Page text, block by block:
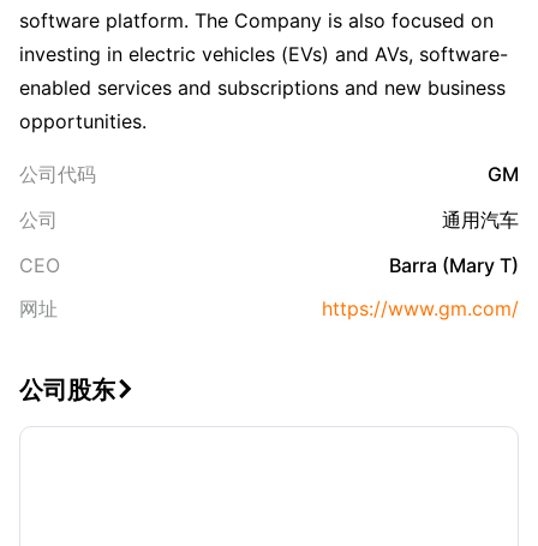
software platform. The Company is also focused on
investing in electric vehicles (EVs) and AVs, software-
enabled services and subscriptions and new business
opportunities.
公司代码
GM
公司
通用汽车
CEO
Barra (Mary T)
网址
https://www.gm.com/
公司股东